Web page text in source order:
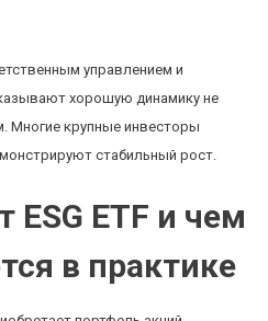
управлением и
хорошую динамику не
Многие крупные инвесторы
стабильный рост.
ESG ETF и чем
в практике